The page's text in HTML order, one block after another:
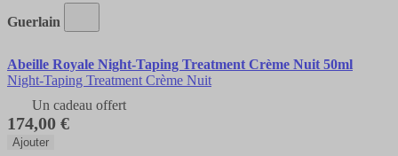
Guerlain
Abeille Royale Night-Taping Treatment Crème Nuit 50ml
Night-Taping Treatment Crème Nuit
Un cadeau offert
174,00 €
Ajouter